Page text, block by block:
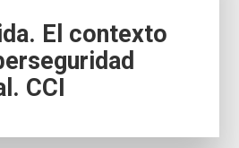
El contexto
CCI